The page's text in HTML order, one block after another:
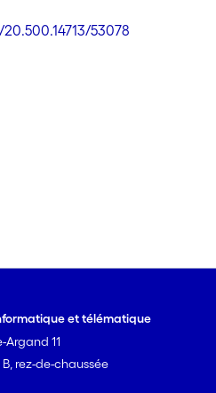
53078
et télématique
Argand 11
rez-de-chaussée